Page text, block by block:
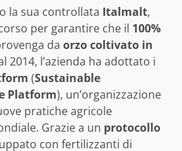
la sua controllata Italmalt,
per garantire che il 100%
da orzo coltivato in
2014, l’azienda ha adottato i
(Sustainable
Platform), un’organizzazione
pratiche agricole
Grazie a un protocollo
con fertilizzanti di